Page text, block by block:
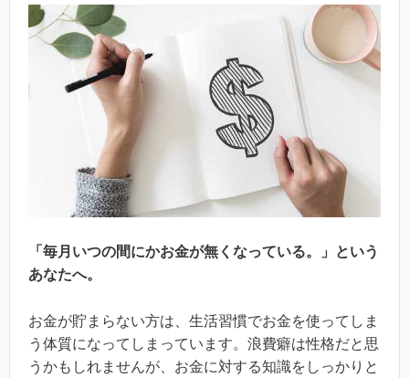
「毎月いつの間にかお金が無くなっている。」という
あなたへ。
お金が貯まらない方は、生活習慣でお金を使ってしま
う体質になってしまっています。浪費癖は性格だと思
うかもしれませんが、お金に対する知識をしっかりと